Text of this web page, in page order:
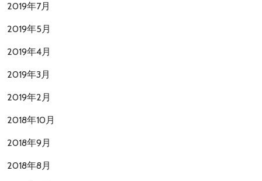
2019年7月
2019年5月
2019年4月
2019年3月
2019年2月
2018年10月
2018年9月
2018年8月